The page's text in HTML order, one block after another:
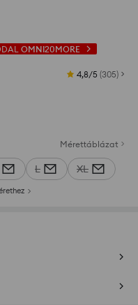
OMNI20MORE
4,8/5 (305)
Mérettáblázat
L XL